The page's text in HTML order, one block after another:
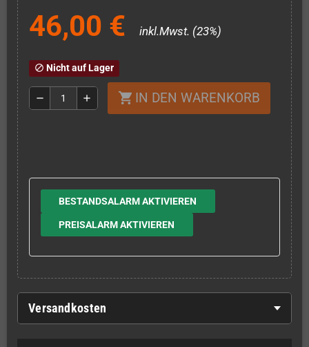
46,00 € inkl.Mwst. (23%)
block Nicht auf Lager
remove add shopping_cart IN DEN WARENKORB
BESTANDSALARM AKTIVIEREN
PREISALARM AKTIVIEREN
Versandkosten